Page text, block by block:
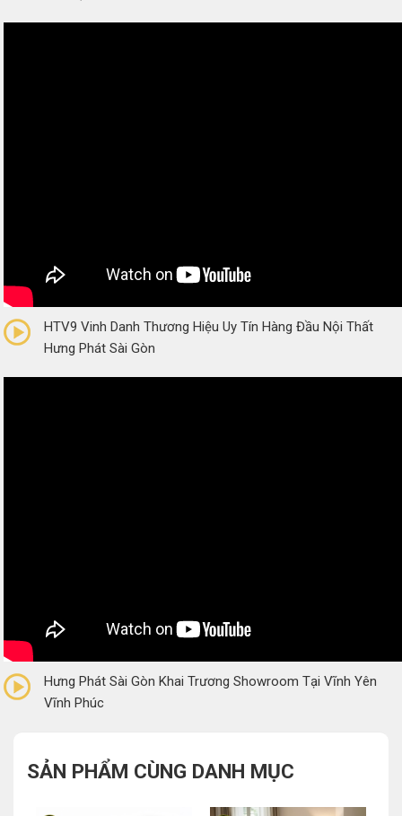
(0 Reviews)
HTV9 Vinh Danh Thương Hiệu Uy Tín Hàng Đầu Nội Thất
Hưng Phát Sài Gòn
(0 Reviews)
Hưng Phát Sài Gòn Khai Trương Showroom Tại Vĩnh Yên
Vĩnh Phúc
SẢN PHẨM CÙNG DANH MỤC